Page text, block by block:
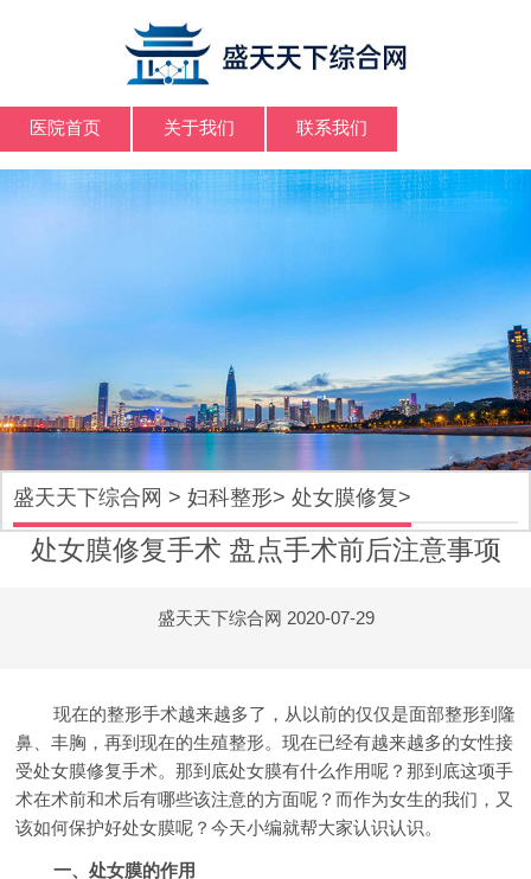
医院首页 关于我们 联系我们
盛天天下综合网 > 妇科整形> 处女膜修复>
处女膜修复手术 盘点手术前后注意事项
盛天天下综合网 2020-07-29
现在的整形手术越来越多了，从以前的仅仅是面部整形到隆
鼻、丰胸，再到现在的生殖整形。现在已经有越来越多的女性接
受处女膜修复手术。那到底处女膜有什么作用呢？那到底这项手
术在术前和术后有哪些该注意的方面呢？而作为女生的我们，又
该如何保护好处女膜呢？今天小编就帮大家认识认识。
一、处女膜的作用